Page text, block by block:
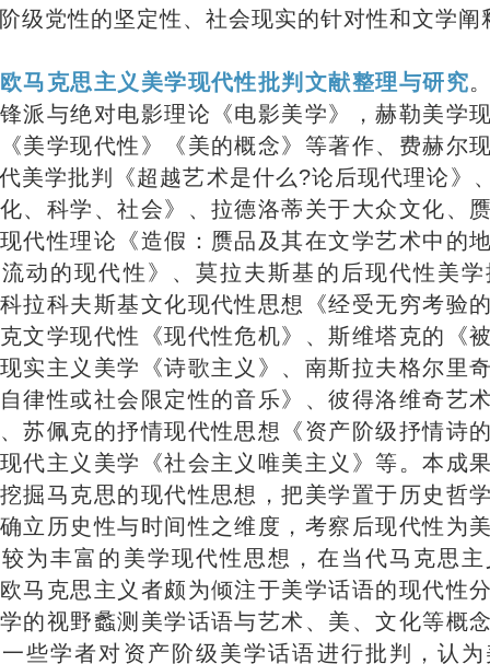
级党性的坚定性、社会现实的针对性和文学阐
马克思主义美学现代性批判文献整理与研究
派与绝对电影理论《电影美学》，赫勒美学
美学现代性》《美的概念》等著作、费赫尔
美学批判《超越艺术是什么?论后现代理论》
、科学、社会》、拉德洛蒂关于大众文化、
代性理论《造假：赝品及其在文学艺术中的
动的现代性》、莫拉夫斯基的后现代性美
拉科夫斯基文化现代性思想《经受无穷考验
文学现代性《现代性危机》、斯维塔克的《
实主义美学《诗歌主义》、南斯拉夫格尔里
律性或社会限定性的音乐》、彼得洛维奇艺
苏佩克的抒情现代性思想《资产阶级抒情诗
代主义美学《社会主义唯美主义》等。本成
掘马克思的现代性思想，把美学置于历史哲
立历史性与时间性之维度，考察后现代性为
为丰富的美学现代性思想，在当代马克思
马克思主义者颇为倾注于美学话语的现代性
的视野蠡测美学话语与艺术、美、文化等概
些学者对资产阶级美学话语进行批判，认